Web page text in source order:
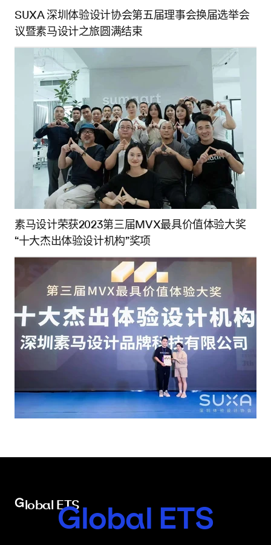
SUXA 深圳体验设计协会第五届理事会换届选举会
议暨素马设计之旅圆满结束
素马设计荣获2023第三届MVX最具价值体验大奖
“十大杰出体验设计机构”奖项
Global ETSGlobal ETS